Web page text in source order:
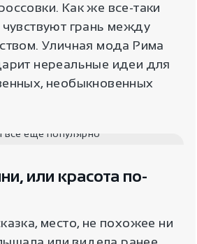
Как же все-таки
чувствуют грань между
Уличная мода Рима
нереальные идеи для
необыкновенных
или красота по-
место, не похожее ни